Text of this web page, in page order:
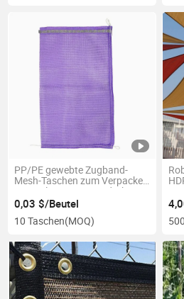
PP/PE gewebte Zugband-
Mesh-Taschen zum Verpacken
von Holz, Gemüse und Obst
Mesh-Netzsäcke
0,03 $/Beutel
10 Taschen(MOQ)